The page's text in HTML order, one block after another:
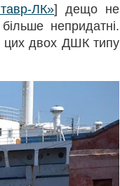
ЛК»] дещо не
непридатні.
цих двох ДШК типу